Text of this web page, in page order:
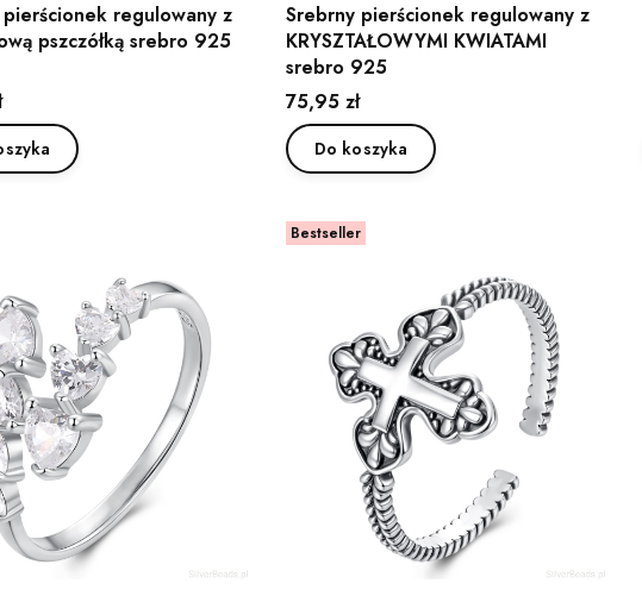
regulowany z
pszczółką srebro 925
Srebrny pierścionek regulowany z
KRYSZTAŁOWYMI KWIATAMI
srebro 925
Cena
75,95 zł
Do koszyka
Bestseller